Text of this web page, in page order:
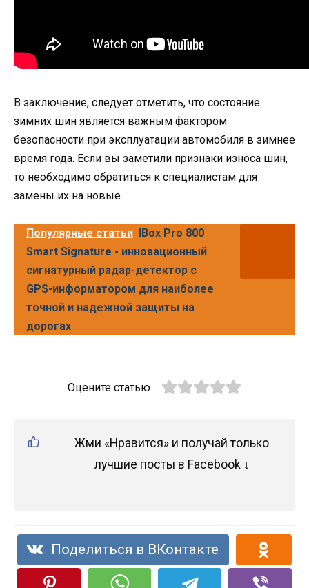
В заключение, следует отметить, что состояние
зимних шин является важным фактором
безопасности при эксплуатации автомобиля в зимнее
время года. Если вы заметили признаки износа шин,
то необходимо обратиться к специалистам для
замены их на новые.
Популярные статьи
IBox Pro 800
Smart Signature - инновационный
сигнатурный радар-детектор с
GPS-информатором для наиболее
точной и надежной защиты на
дорогах
Оцените статью
Жми «Нравится» и получай только
лучшие посты в Facebook ↓
Поделиться в ВКонтакте